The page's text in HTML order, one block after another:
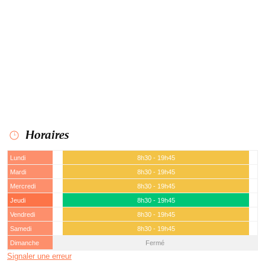
Horaires
Lundi
8h30 - 19h45
Mardi
8h30 - 19h45
Mercredi
8h30 - 19h45
Jeudi
8h30 - 19h45
Vendredi
8h30 - 19h45
Samedi
8h30 - 19h45
Dimanche
Fermé
Signaler une erreur